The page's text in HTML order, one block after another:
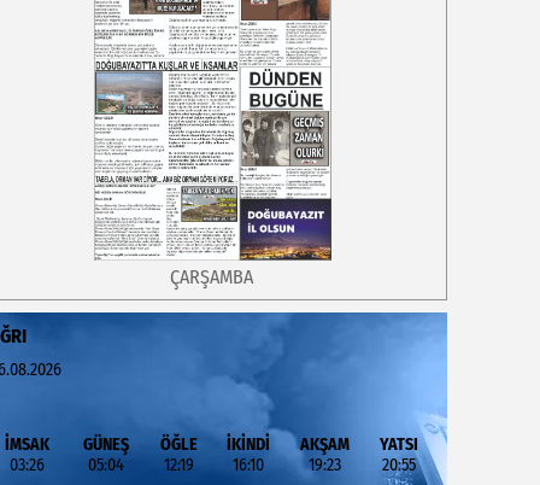
ÇARŞAMBA
İMSAK
03:26
GÜNEŞ
05:04
ÖĞLE
12:19
İKİNDİ
16:10
AKŞAM
19:23
YATSI
20:55